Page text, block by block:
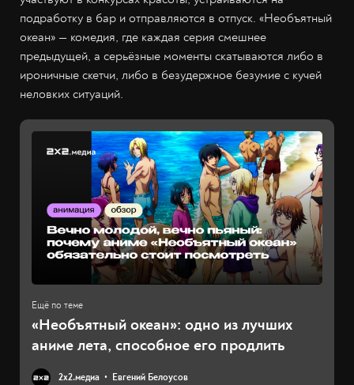
подработку в бар и отправляются в отпуск. «Необъятный
океан» — комедия, где каждая серия смешнее
предыдущей, а серьёзные моменты скатываются либо в
ироничные скетчи, либо в безудержное безумие с кучей
неловких ситуаций.
«Необъятный океан»: одно из лучших
аниме лета, способное его продлить
2х2.медиа Евгений Белоусов